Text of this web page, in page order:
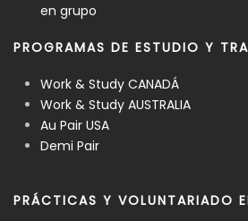
en grupo
PROGRAMAS DE ESTUDIO Y
Work & Study CANADÁ
Work & Study AUSTRALIA
Au Pair USA
Demi Pair
PRÁCTICAS Y VOLUNTARIADO